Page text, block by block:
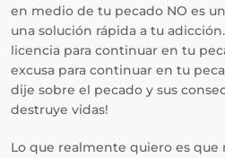
en medio de tu pecado NO es
una solución rápida a tu
licencia para continuar en tu
excusa para continuar en tu
dije sobre el pecado y sus
destruye vidas!
Lo que realmente quiero es que